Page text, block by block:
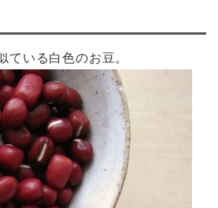
ている白色のお豆。